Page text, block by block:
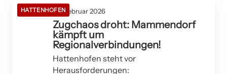
HATTENHOFEN06. Februar 2026
Zugchaos droht: Mammendorf
kämpft um
Regionalverbindungen!
Hattenhofen steht vor
Herausforderungen: